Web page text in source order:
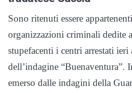
Sono ritenuti essere
organizzazioni criminali dedite
stupefacenti i centri arrestati ieri
dell’indagine “Buenaventura”.
emerso dalle indagini della